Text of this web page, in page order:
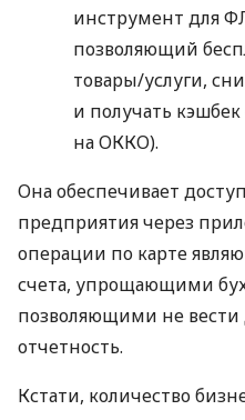
инструмент для
позволяющий
товары/услуги,
и получать
на ОККО).
Она обеспечивает
предприятия через
операции по карте
счета, упрощающими
позволяющими не
отчетность.
Кстати, количество